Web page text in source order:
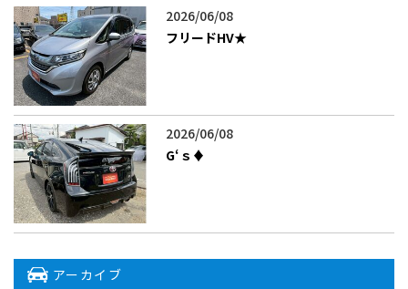
2026/06/08
フリードHV★
2026/06/08
G‘ｓ♦
アーカイブ